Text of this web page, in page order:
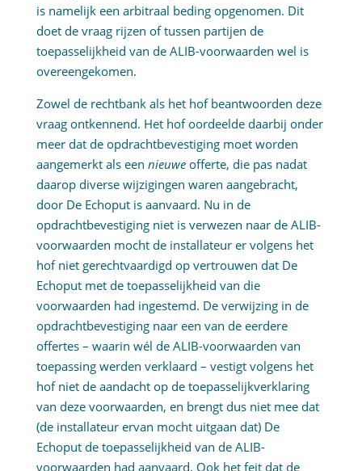
is namelijk een arbitraal beding opgenomen. Dit
doet de vraag rijzen of tussen partijen de
toepasselijkheid van de ALIB-voorwaarden wel is
overeengekomen.
Zowel de rechtbank als het hof beantwoorden deze
vraag ontkennend. Het hof oordeelde daarbij onder
meer dat de opdrachtbevestiging moet worden
aangemerkt als een nieuweofferte, die pas nadat
daarop diverse wijzigingen waren aangebracht,
door De Echoput is aanvaard. Nu in de
opdrachtbevestiging niet is verwezen naar de ALIB-
voorwaarden mocht de installateur er volgens het
hof niet gerechtvaardigd op vertrouwen dat De
Echoput met de toepasselijkheid van die
voorwaarden had ingestemd. De verwijzing in de
opdrachtbevestiging naar een van de eerdere
offertes – waarin wél de ALIB-voorwaarden van
toepassing werden verklaard – vestigt volgens het
hof niet de aandacht op de toepasselijkverklaring
van deze voorwaarden, en brengt dus niet mee dat
(de installateur ervan mocht uitgaan dat) De
Echoput de toepasselijkheid van de ALIB-
voorwaarden had aanvaard. Ook het feit dat de